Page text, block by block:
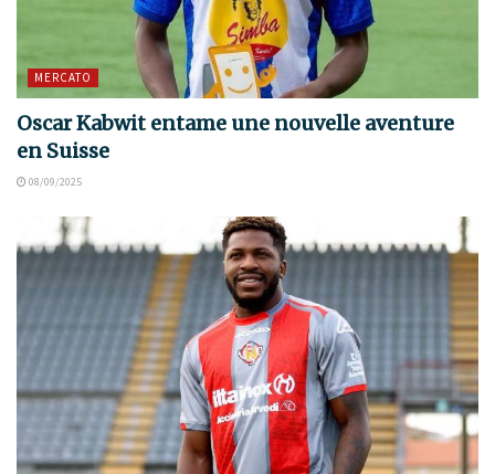
MERCATO
Oscar Kabwit entame une nouvelle aventure
en Suisse
08/09/2025